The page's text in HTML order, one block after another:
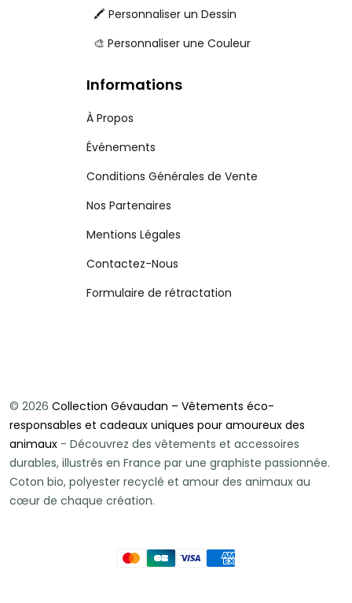
🖍️ Personnaliser un Dessin
🎨 Personnaliser une Couleur
Informations
À Propos
Événements
Conditions Générales de Vente
Nos Partenaires
Mentions Légales
Contactez-Nous
Formulaire de rétractation
© 2026 Collection Gévaudan – Vêtements éco-
responsables et cadeaux uniques pour amoureux des
animaux - Découvrez des vêtements et accessoires
durables, illustrés en France par une graphiste passionnée.
Coton bio, polyester recyclé et amour des animaux au
cœur de chaque création.